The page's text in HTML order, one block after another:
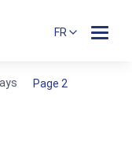
FR
Page 2